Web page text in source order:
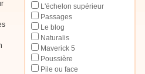
L'échelon supérieur
Passages
Le blog
Naturalis
Maverick 5
Poussière
Pile ou face